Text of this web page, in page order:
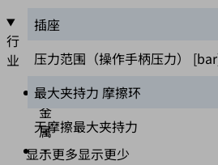
行
业
•
金
属
•
插座
压力范围（操作手柄压力）
最大夹持力 摩擦环
无摩擦最大夹持力
显示更多显示更少